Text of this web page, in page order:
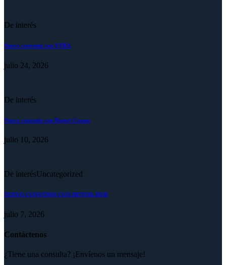
De interés
Nuevo convenio con VYRA
julio 24, 2026
De interés
Nuevo convenio con Deport Cream
julio 10, 2026
De interésUncategorized
NUEVO CONVENIO CON DENTAL HUB
julio 7, 2026
Contáctenos
¿Tiene una consulta? ¡Envíenos un mensaje!